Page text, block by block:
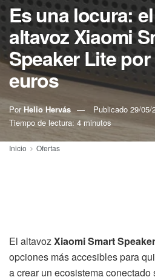
Es una locura:
altavoz Xiaomi
Speaker Lite
euros
Por Helio Hervás Publicado 29/05/
Tiempo de lectura: 4 minutos
Inicio Ofertas
El altavozXiaomi Smart
opciones más accesibles para
a crear un ecosistema